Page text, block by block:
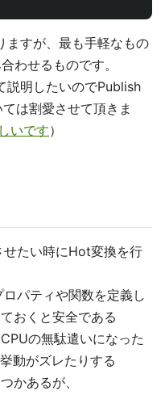
ますが、最も手軽なもの
わせるものです。
説明したいのでPublish
は割愛させて頂きま
いです）
たい時にHot変換を行
パティや関数を定義し
おくと安全である
の無駄遣いになった
動がズレたりする
かあるが、